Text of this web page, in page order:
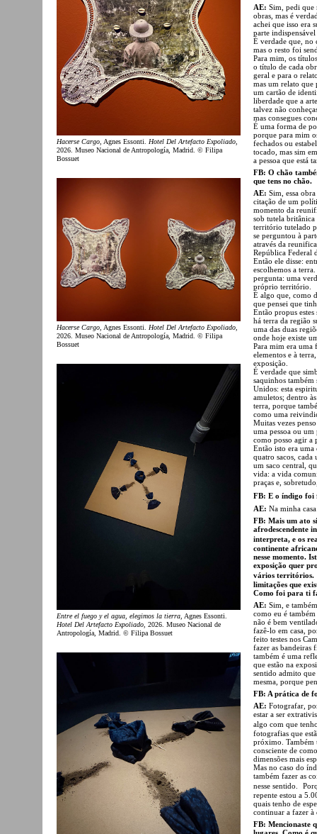
Hacerse Cargo, Agnes Essonti. Hotel Del Artefacto Expoliado,
2026. Museo Nacional de Antropología, Madrid. © Filipa
Bossuet
Hacerse Cargo , Agnes Essonti. Hotel Del Artefacto Expoliado
2026. Museo Nacional de Antropología, Madrid. © Filipa
Bossuet
Entre el fuego y el agua, elegimos la tierra , Agnes Essonti.
Hotel Del Artefacto Expoliado , 2026. Museo Nacional de
Antropología, Madrid. © Filipa Bossuet
AE: Sim, pedi que
obras, mas é
achei que isso era
parte
É verdade que, no
mas o resto foi
Para mim, os
o título de cada
geral e para o
mas um relato que
um cartão de
liberdade que a
talvez não
mas consegues
É uma forma de
porque para mim
fechados ou
tocado, mas sim
a pessoa que está
FB: O chão
que tens no chão.
AE: Sim, essa
citação de um
momento da
sob tutela britânica
território tutelado
se perguntou à
através da
República Federal
Então ele disse:
escolhemos a
pergunta: uma
próprio território.
É algo que, como
que pensei que
Então propus
há terra da região
uma das duas
onde hoje existe
Para mim era uma
elementos e à
exposição.
É verdade que
saquinhos
Unidos: esta
amuletos; dentro
terra, porque
como uma
Muitas vezes
uma pessoa ou
como posso agir a
Então isto era uma
quatro sacos, cada
um saco central,
vida: a vida
praças e,
FB: E o índigo
AE: Na minha
FB: Mais um ato
afrodescendente
interpreta, e os
continente
nesse momento.
exposição quer
vários territórios.
limitações que
Como foi para ti
AE: Sim, e
como eu é
não é bem
fazê-lo em casa,
feito testes nos
fazer as bandeiras
também é uma
que estão na
sentido admito
mesma, porque
FB: A prática de
AE: Fotografar,
estar a ser
algo com que
fotografias que
próximo. Também
consciente de
dimensões mais
Mas no caso do
também fazer as
nesse sentido.
repente estou a
quais tenho de
continuar a fazer à
FB: Mencionaste